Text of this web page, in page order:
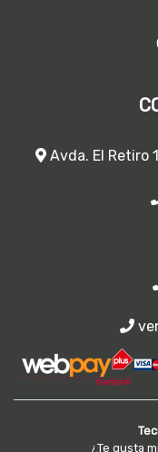
Avda. El Retiro
¿Te gusta